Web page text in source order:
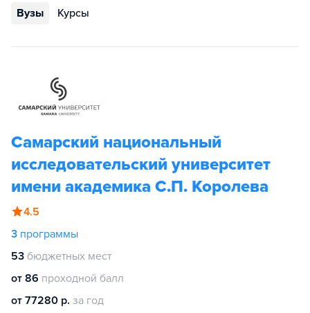
Вузы Курсы
Самарский национальный
исследовательский университет
имени академика С.П. Королева
4.5
3 программы
53 бюджетных мест
от 86 проходной балл
от 77280 р. за год